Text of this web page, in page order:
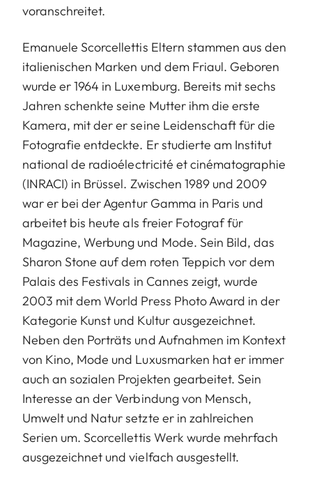
voranschreitet.
Emanuele Scorcellettis Eltern stammen aus den
italienischen Marken und dem Friaul. Geboren
wurde er 1964 in Luxemburg. Bereits mit sechs
Jahren schenkte seine Mutter ihm die erste
Kamera, mit der er seine Leidenschaft für die
Fotografie entdeckte. Er studierte am Institut
national de radioélectricité et cinématographie
(INRACI) in Brüssel. Zwischen 1989 und 2009
war er bei der Agentur Gamma in Paris und
arbeitet bis heute als freier Fotograf für
Magazine, Werbung und Mode. Sein Bild, das
Sharon Stone auf dem roten Teppich vor dem
Palais des Festivals in Cannes zeigt, wurde
2003 mit dem World Press Photo Award in der
Kategorie Kunst und Kultur ausgezeichnet.
Neben den Porträts und Aufnahmen im Kontext
von Kino, Mode und Luxusmarken hat er immer
auch an sozialen Projekten gearbeitet. Sein
Interesse an der Verbindung von Mensch,
Umwelt und Natur setzte er in zahlreichen
Serien um. Scorcellettis Werk wurde mehrfach
ausgezeichnet und vielfach ausgestellt.